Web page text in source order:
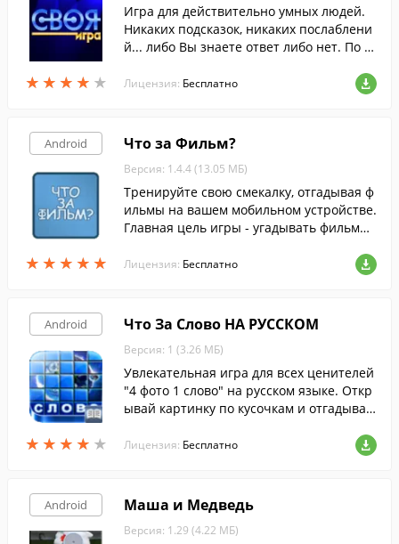
★ ★ ★ ★ ★
★ ★ ★ ★ ★
Игра для действительно умных людей.
Никаких подсказок, никаких послаблени
й... либо Вы знаете ответ либо нет. По м
pardy ).
Лицензия: Бесплатно
Android
★ ★ ★ ★ ★
★ ★ ★ ★ ★
Что за Фильм?
Версия: 1.4.4 (13.05 МБ)
Тренируйте свою смекалку, отгадывая ф
ильмы на вашем мобильном устройстве.
Главная цель игры - угадывать фильмы
Лицензия: Бесплатно
Android
★ ★ ★ ★ ★
★ ★ ★ ★ ★
Что За Слово НА РУССКОМ
Версия: 1 (3.26 МБ)
Увлекательная игра для всех ценителей
"4 фото 1 слово" на русском языке. Откр
ывай картинку по кусочкам и отгадывай
Лицензия: Бесплатно
Android Маша и Медведь
Версия: 1.29 (4.22 МБ)